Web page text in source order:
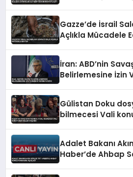
Gazze’de İsrail
Açlıkla Mücadele
İran: ABD’nin
Belirlemesine İzin
Gülistan Doku
bilmecesi Vali
Adalet Bakanı
Haber’de Ahbap